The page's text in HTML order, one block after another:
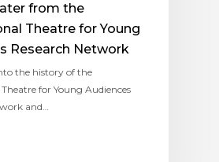
from the
Theatre for Young
Research Network
the history of the
for Young Audiences
and…